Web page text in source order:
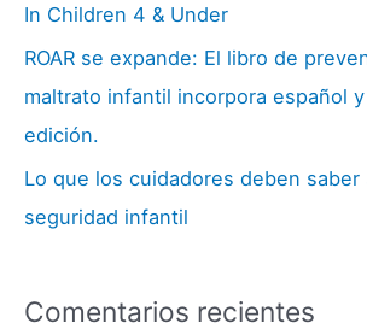
In Children 4 & Under
ROAR se expande: El libro de
maltrato infantil incorpora español
edición.
Lo que los cuidadores deben saber
seguridad infantil
Comentarios recientes